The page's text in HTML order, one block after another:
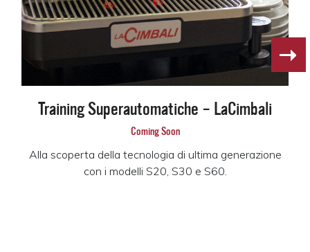
Training Superautomatiche – LaCimbali
Coming Soon
Alla scoperta della tecnologia di ultima generazione
con i modelli S20, S30 e S60.